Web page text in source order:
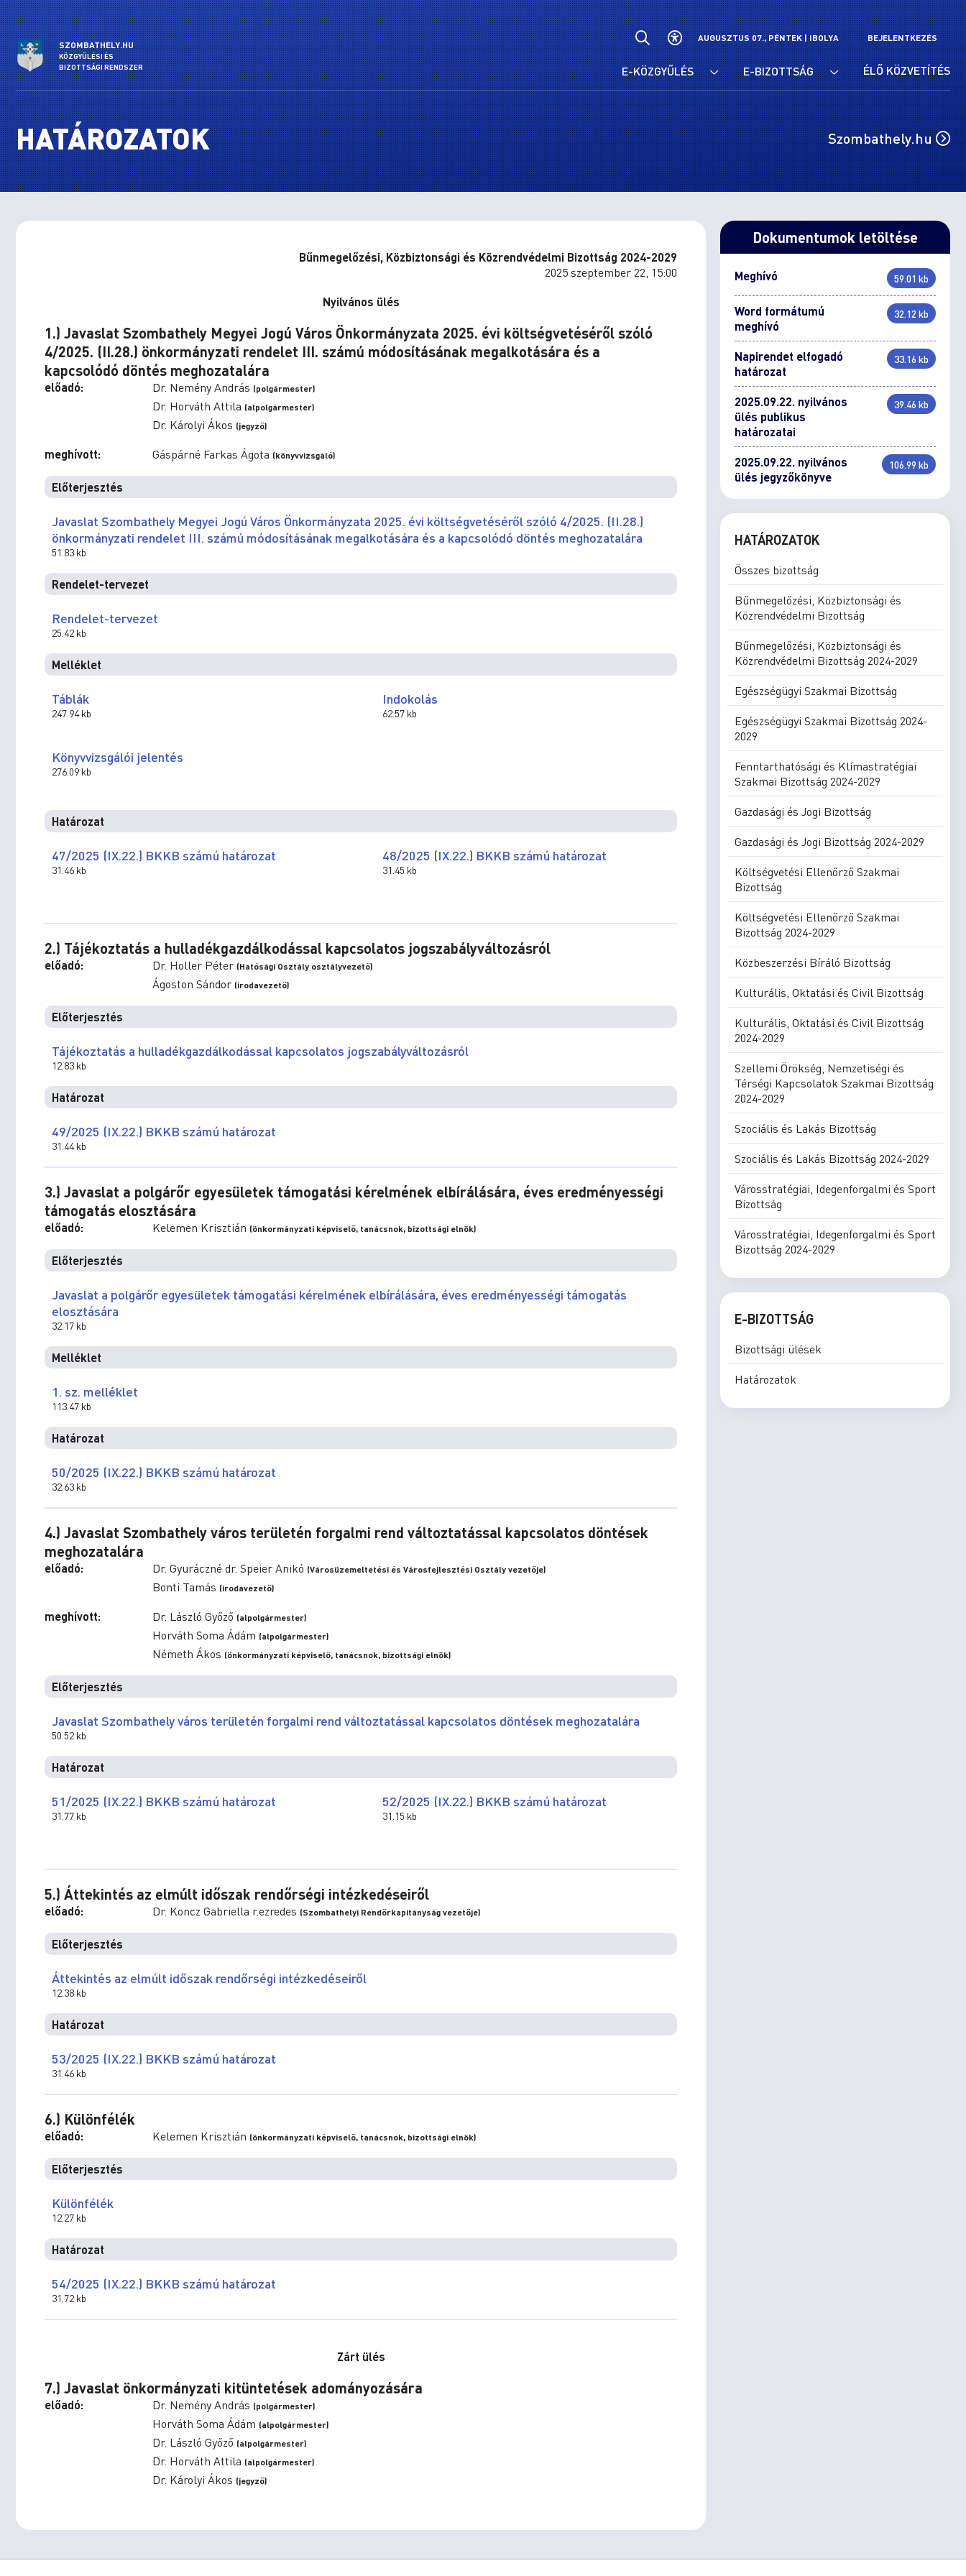
SZOMBATHELY.HU
KÖZGYŰLÉSI ÉS
BIZOTTSÁGI RENDSZER
AUGUSZTUS 07., PÉNTEK |IBOLYA BEJELENTKEZÉS
E-KÖZGYŰLÉS E-BIZOTTSÁG ÉLŐ KÖZVETÍTÉS
HATÁROZATOK Szombathely.hu
Bűnmegelőzési, Közbiztonsági és Közrendvédelmi Bizottság 2024-2029
2025 szeptember 22, 15:00
Nyilvános ülés
1.) Javaslat Szombathely Megyei Jogú Város Önkormányzata 2025. évi költségvetéséről szóló
4/2025. (II.28.) önkormányzati rendelet III. számú módosításának megalkotására és a
kapcsolódó döntés meghozatalára
előadó: Dr. Nemény András (polgármester)
Dr. Horváth Attila (alpolgármester)
Dr. Károlyi Ákos (jegyző)
meghívott: Gáspárné Farkas Ágota (könyvvizsgáló)
Előterjesztés
Javaslat Szombathely Megyei Jogú Város Önkormányzata 2025. évi költségvetéséről szóló 4/2025. (II.28.)
önkormányzati rendelet III. számú módosításának megalkotására és a kapcsolódó döntés meghozatalára
51.83 kb
Rendelet-tervezet
Rendelet-tervezet
25.42 kb
Melléklet
Táblák
247.94 kb
Indokolás
62.57 kb
Könyvvizsgálói jelentés
276.09 kb
Határozat
47/2025 (IX.22.) BKKB számú határozat
31.46 kb
48/2025 (IX.22.) BKKB számú határozat
31.45 kb
2.) Tájékoztatás a hulladékgazdálkodással kapcsolatos jogszabályváltozásról
előadó: Dr. Holler Péter (Hatósági Osztály osztályvezető)
Ágoston Sándor (irodavezető)
Előterjesztés
Tájékoztatás a hulladékgazdálkodással kapcsolatos jogszabályváltozásról
12.83 kb
Határozat
49/2025 (IX.22.) BKKB számú határozat
31.44 kb
3.) Javaslat a polgárőr egyesületek támogatási kérelmének elbírálására, éves eredményességi
támogatás elosztására
előadó: Kelemen Krisztián (önkormányzati képviselő, tanácsnok, bizottsági elnök)
Előterjesztés
Javaslat a polgárőr egyesületek támogatási kérelmének elbírálására, éves eredményességi támogatás
elosztására
32.17 kb
Melléklet
1. sz. melléklet
113.47 kb
Határozat
50/2025 (IX.22.) BKKB számú határozat
32.63 kb
4.) Javaslat Szombathely város területén forgalmi rend változtatással kapcsolatos döntések
meghozatalára
előadó: Dr. Gyuráczné dr. Speier Anikó (Városüzemeltetési és Városfejlesztési Osztály vezetője)
Bonti Tamás (irodavezető)
meghívott: Dr. László Győző (alpolgármester)
Horváth Soma Ádám (alpolgármester)
Németh Ákos (önkormányzati képviselő, tanácsnok, bizottsági elnök)
Előterjesztés
Javaslat Szombathely város területén forgalmi rend változtatással kapcsolatos döntések meghozatalára
50.52 kb
Határozat
51/2025 (IX.22.) BKKB számú határozat
31.77 kb
52/2025 (IX.22.) BKKB számú határozat
31.15 kb
5.) Áttekintés az elmúlt időszak rendőrségi intézkedéseiről
előadó: Dr. Koncz Gabriella r.ezredes (Szombathelyi Rendőrkapitányság vezetője)
Előterjesztés
Áttekintés az elmúlt időszak rendőrségi intézkedéseiről
12.38 kb
Határozat
53/2025 (IX.22.) BKKB számú határozat
31.46 kb
6.) Különfélék
előadó: Kelemen Krisztián (önkormányzati képviselő, tanácsnok, bizottsági elnök)
Előterjesztés
Különfélék
12.27 kb
Határozat
54/2025 (IX.22.) BKKB számú határozat
31.72 kb
Zárt ülés
7.) Javaslat önkormányzati kitüntetések adományozására
előadó: Dr. Nemény András (polgármester)
Horváth Soma Ádám (alpolgármester)
Dr. László Győző (alpolgármester)
Dr. Horváth Attila (alpolgármester)
Dr. Károlyi Ákos (jegyző)
Dokumentumok letöltése
Meghívó 59.01 kb
Word formátumú
meghívó
32.12 kb
Napirendet elfogadó
határozat
33.16 kb
2025.09.22. nyilvános
ülés publikus
határozatai
39.46 kb
2025.09.22. nyilvános
ülés jegyzőkönyve
106.99 kb
HATÁROZATOK
Összes bizottság
Bűnmegelőzési, Közbiztonsági és
Közrendvédelmi Bizottság
Bűnmegelőzési, Közbiztonsági és
Közrendvédelmi Bizottság 2024-2029
Egészségügyi Szakmai Bizottság
Egészségügyi Szakmai Bizottság 2024-
2029
Fenntarthatósági és Klímastratégiai
Szakmai Bizottság 2024-2029
Gazdasági és Jogi Bizottság
Gazdasági és Jogi Bizottság 2024-2029
Költségvetési Ellenőrző Szakmai
Bizottság
Költségvetési Ellenőrző Szakmai
Bizottság 2024-2029
Közbeszerzési Bíráló Bizottság
Kulturális, Oktatási és Civil Bizottság
Kulturális, Oktatási és Civil Bizottság
2024-2029
Szellemi Örökség, Nemzetiségi és
Térségi Kapcsolatok Szakmai Bizottság
2024-2029
Szociális és Lakás Bizottság
Szociális és Lakás Bizottság 2024-2029
Városstratégiai, Idegenforgalmi és Sport
Bizottság
Városstratégiai, Idegenforgalmi és Sport
Bizottság 2024-2029
E-BIZOTTSÁG
Bizottsági ülések
Határozatok